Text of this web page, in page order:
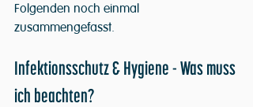
Folgenden noch einmal
zusammengefasst.
Infektionsschutz & Hygiene - Was muss
ich beachten?